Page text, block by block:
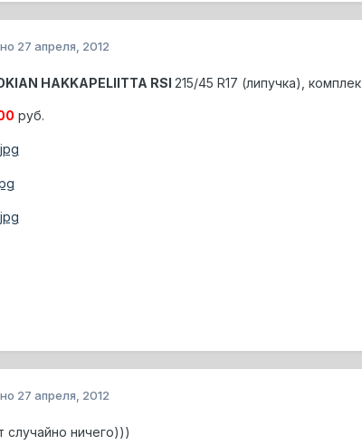
27 апреля, 2012
HAKKAPELIITTA RSI 215/45 R17 (липучка),
руб.
27 апреля, 2012
случайно ничего)))